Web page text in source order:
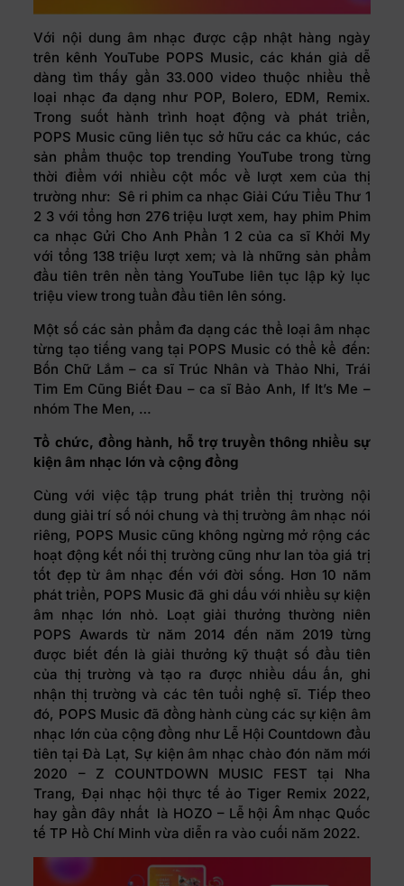
Với nội dung âm nhạc được cập nhật hàng ngày
trên kênh YouTube POPS Music, các khán giả dễ
dàng tìm thấy gần 33.000 video thuộc nhiều thể
loại nhạc đa dạng như POP, Bolero, EDM, Remix.
Trong suốt hành trình hoạt động và phát triển,
POPS Music cũng liên tục sở hữu các ca khúc, các
sản phẩm thuộc top trending YouTube trong từng
thời điểm với nhiều cột mốc về lượt xem của thị
trường như: Sê ri phim ca nhạc Giải Cứu Tiểu Thư 1
2 3 với tổng hơn 276 triệu lượt xem, hay phim Phim
ca nhạc Gửi Cho Anh Phần 1 2 của ca sĩ Khởi My
với tổng 138 triệu lượt xem; và là những sản phẩm
đầu tiên trên nền tảng YouTube liên tục lập kỷ lục
triệu view trong tuần đầu tiên lên sóng.
Một số các sản phẩm đa dạng các thể loại âm nhạc
từng tạo tiếng vang tại POPS Music có thể kể đến:
Bốn Chữ Lắm – ca sĩ Trúc Nhân và Thảo Nhi, Trái
Tim Em Cũng Biết Đau – ca sĩ Bảo Anh, If It’s Me –
nhóm The Men, …
Tổ chức, đồng hành, hỗ trợ truyền thông nhiều sự
kiện âm nhạc lớn và cộng đồng
Cùng với việc tập trung phát triển thị trường nội
dung giải trí số nói chung và thị trường âm nhạc nói
riêng, POPS Music cũng không ngừng mở rộng các
hoạt động kết nối thị trường cũng như lan tỏa giá trị
tốt đẹp từ âm nhạc đến với đời sống. Hơn 10 năm
phát triển, POPS Music đã ghi dấu với nhiều sự kiện
âm nhạc lớn nhỏ. Loạt giải thưởng thường niên
POPS Awards từ năm 2014 đến năm 2019 từng
được biết đến là giải thưởng kỹ thuật số đầu tiên
của thị trường và tạo ra được nhiều dấu ấn, ghi
nhận thị trường và các tên tuổi nghệ sĩ. Tiếp theo
đó, POPS Music đã đồng hành cùng các sự kiện âm
nhạc lớn của cộng đồng như Lễ Hội Countdown đầu
tiên tại Đà Lạt, Sự kiện âm nhạc chào đón năm mới
2020 – Z COUNTDOWN MUSIC FEST tại Nha
Trang, Đại nhạc hội thực tế ảo Tiger Remix 2022,
hay gần đây nhất là HOZO – Lễ hội Âm nhạc Quốc
tế TP Hồ Chí Minh vừa diễn ra vào cuối năm 2022.